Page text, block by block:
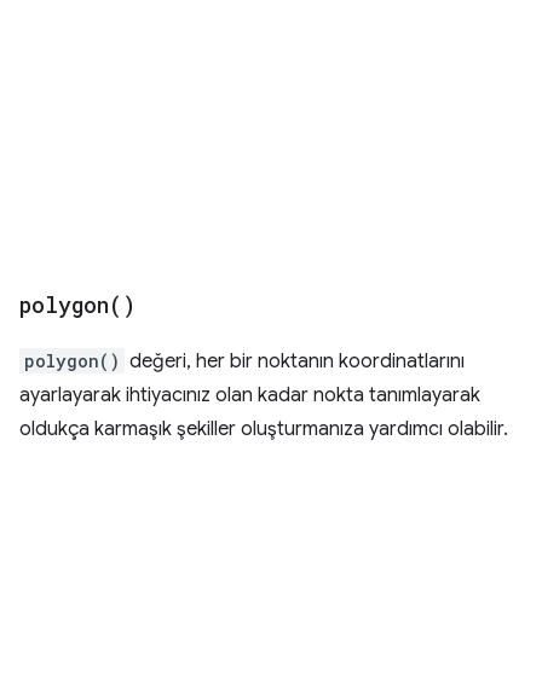
polygon( )
polygon() değeri, her bir noktanın koordinatlarını
ayarlayarak ihtiyacınız olan kadar nokta tanımlayarak
oldukça karmaşık şekiller oluşturmanıza yardımcı olabilir.